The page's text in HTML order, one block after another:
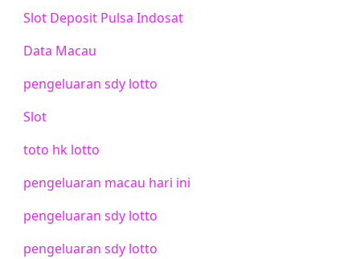
Slot Deposit Pulsa Indosat
Data Macau
pengeluaran sdy lotto
Slot
toto hk lotto
pengeluaran macau hari ini
pengeluaran sdy lotto
pengeluaran sdy lotto